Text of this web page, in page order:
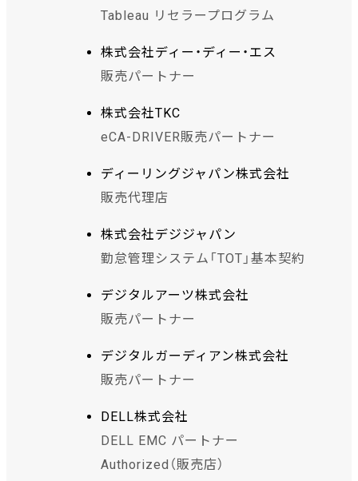
Tableau リセラープログラム
株式会社ディー・ディー・エス
販売パートナー
株式会社TKC
eCA-DRIVER販売パートナー
ディーリングジャパン株式会社
販売代理店
株式会社デジジャパン
勤怠管理システム「TOT」基本契約
デジタルアーツ株式会社
販売パートナー
デジタルガーディアン株式会社
販売パートナー
DELL株式会社
DELL EMC パートナー
Authorized（販売店）